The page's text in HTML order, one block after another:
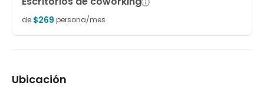
de $269 persona/mes
Ubicación